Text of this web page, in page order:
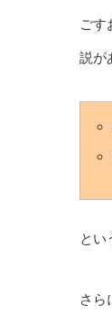
ごす
説が
とい
さら